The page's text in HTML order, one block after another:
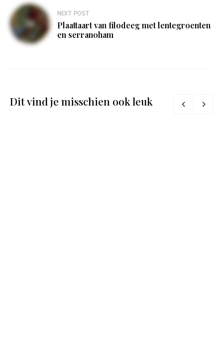
NEXT POST
Plaattaart van filodeeg met lentegroenten
en serranoham
Dit vind je misschien ook leuk